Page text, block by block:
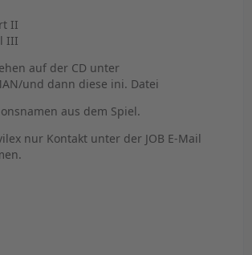
II
III
auf der CD unter
und dann diese ini. Datei
aus dem Spiel.
nur Kontakt unter der JOB E-Mail